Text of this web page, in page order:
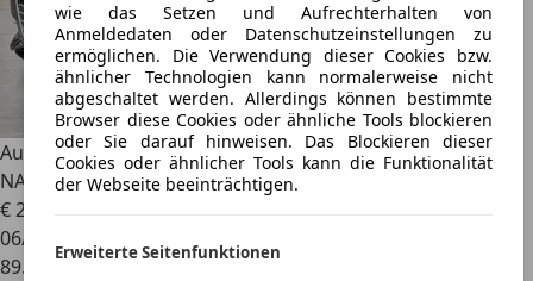
wie das Setzen und Aufrechterhalten von
Anmeldedaten oder Datenschutzeinstellungen zu
ermöglichen. Die Verwendung dieser Cookies bzw.
ähnlicher Technologien kann normalerweise nicht
abgeschaltet werden. Allerdings können bestimmte
Browser diese Cookies oder ähnliche Tools blockieren
oder Sie darauf hinweisen. Das Blockieren dieser
Cookies oder ähnlicher Tools kann die Funktionalität
der Webseite beeinträchtigen.
Erweiterte Seitenfunktionen
Audi A6Avant 40 TDI Sport
NAV+LED+SHZ+KAM+AHK+DAB+2HD
€ 23.749
06/2019
89.750 km